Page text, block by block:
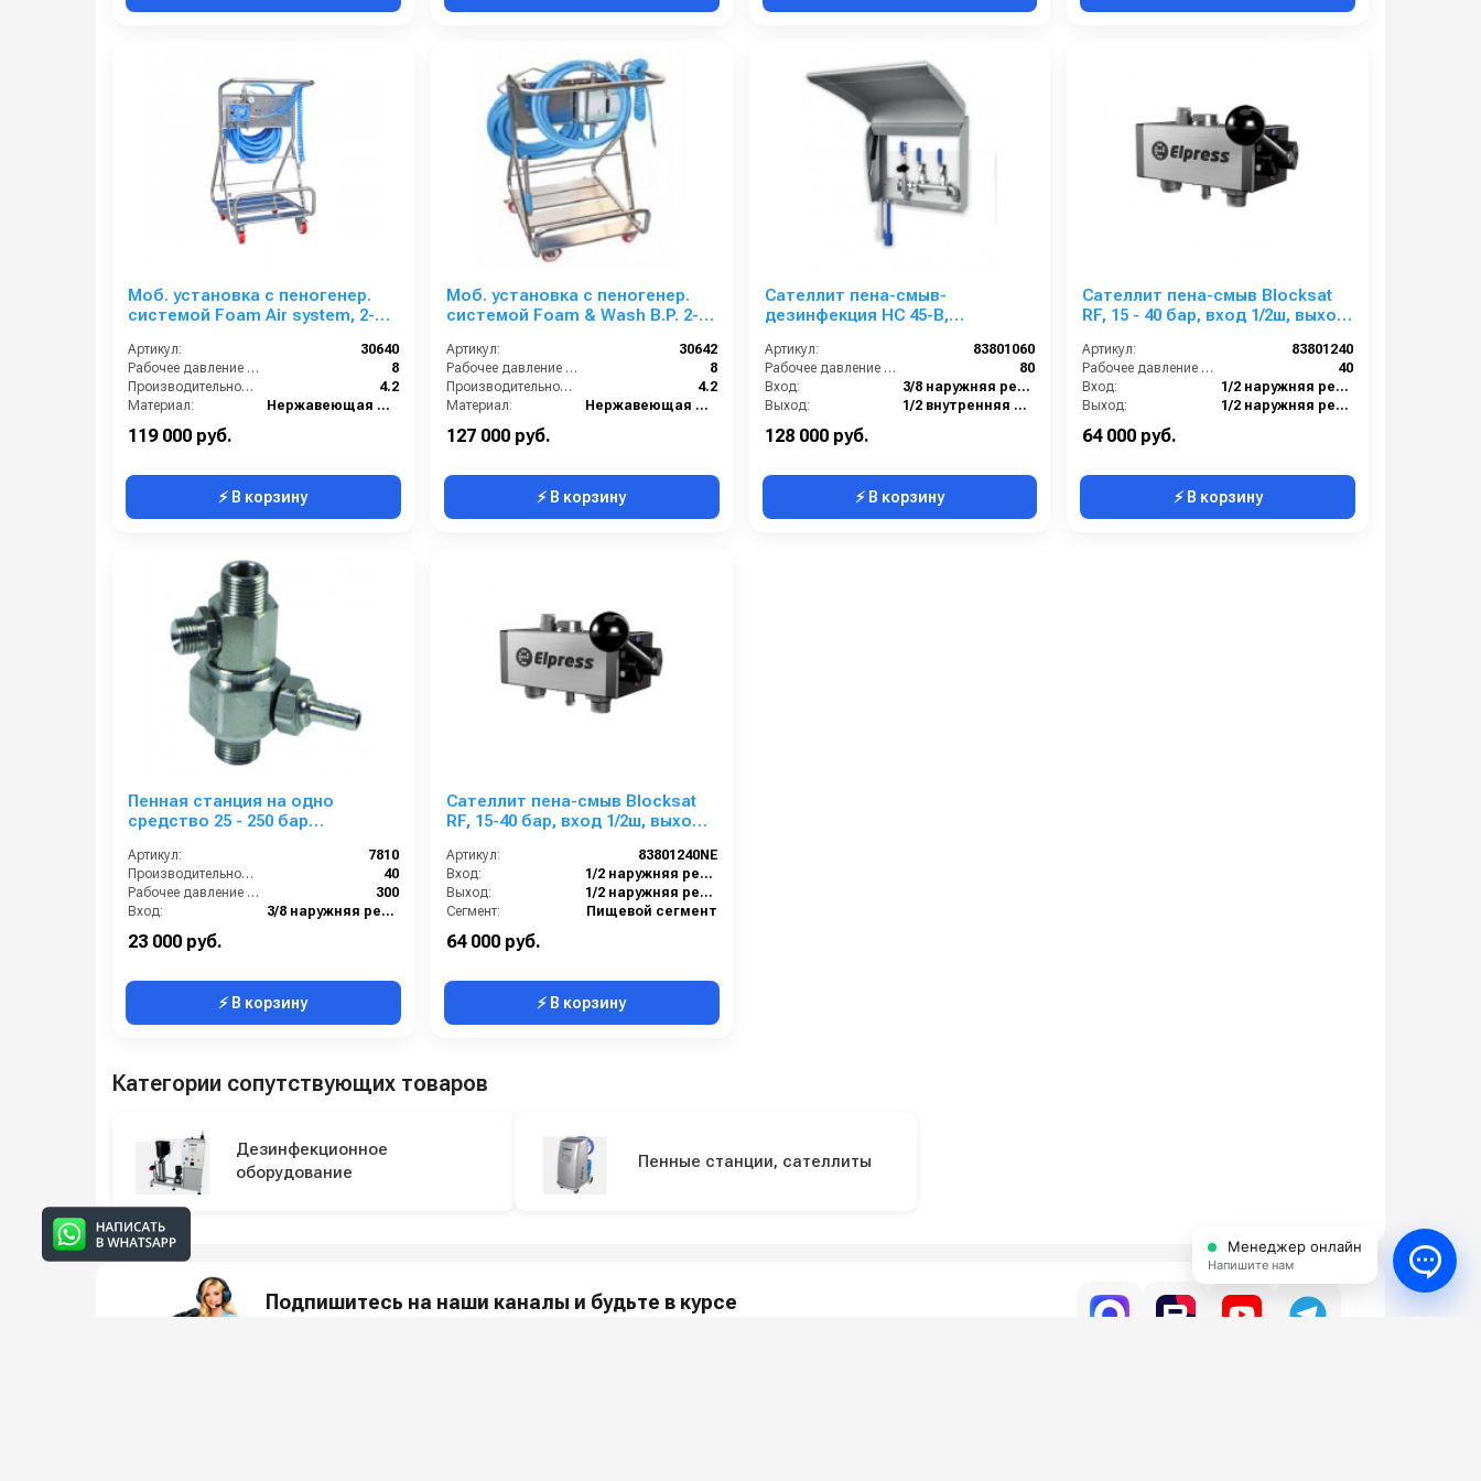
Моб. установка с пеногенер.
системой Foam Air system, 2-8
ср-во
Артикул:
30640
Рабочее давление (бар):
8
Производительность (л/мин):
4.2
Материал:
Нержавеющая сталь
119 000 руб.
⚡ В корзину
Моб. установка с пеногенер.
системой Foam & Wash B.P. 2-8
ср-во
Артикул:
30642
Рабочее давление (бар):
8
Производительность (л/мин):
4.2
Материал:
Нержавеющая сталь
127 000 руб.
⚡ В корзину
Сателлит пена-смыв-
дезинфекция HC 45-B,
3/8 ш, выход 1/2 г
Артикул:
83801060
Рабочее давление (бар):
80
Вход:
3/8 наружняя резьба
Выход:
1/2 внутренняя резьба
128 000 руб.
⚡ В корзину
Сателлит пена-смыв Blocksat
RF, 15 - 40 бар, вход 1/2ш, выход
Артикул:
83801240
Рабочее давление (бар):
40
Вход:
1/2 наружняя резьба
Выход:
1/2 наружняя резьба
64 000 руб.
⚡ В корзину
Пенная станция на одно
средство 25 - 250 бар
Артикул:
7810
Производительность (л/мин):
40
Рабочее давление (бар):
300
Вход:
3/8 наружняя резьба
23 000 руб.
⚡ В корзину
Сателлит пена-смыв Blocksat
RF, 15-40 бар, вход 1/2ш, выход
Артикул:
83801240NE
Вход:
1/2 наружняя резьба
Выход:
1/2 наружняя резьба
Сегмент:
Пищевой сегмент
64 000 руб.
⚡ В корзину
Категории сопутствующих товаров
Дезинфекционное
оборудование
Пенные станции, сателлиты
Подпишитесь на наши каналы и будьте в курсе
Менеджер онлайн
Напишите нам